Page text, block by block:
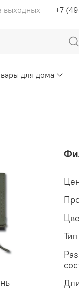
выходных +7
для дома